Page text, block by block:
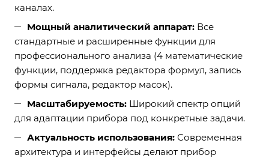
каналах.
Мощный аналитический аппарат: Все
стандартные и расширенные функции для
профессионального анализа (4 математические
функции, поддержка редактора формул, запись
формы сигнала, редактор масок).
Масштабируемость: Широкий спектр опций
для адаптации прибора под конкретные задачи.
Актуальность использования: Современная
архитектура и интерфейсы делают прибор